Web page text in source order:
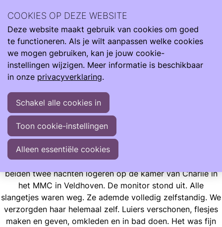
Zoeken
met een bijzonder verhaal. Ze heeft haar leven verrijkt en
mens gemaakt.
"Met liefde, trots en veelal optimisme vertel ik jullie graag
over haar indrukwekkende start en mijn leven met dit
wonder"
Ervaringen Opgroeien Ilse Blogt
Vertrouwen
Er werd een uitzondering voor ons gemaakt. We mochten
beiden twee nachten logeren op de kamer van Charlie in
het MMC in Veldhoven. De monitor stond uit. Alle
slangetjes waren weg. Ze ademde volledig zelfstandig. We
verzorgden haar helemaal zelf. Luiers verschonen, flesjes
maken en geven, omkleden en in bad doen. Het was fijn
COOKIES OP DEZE WEBSITE
Deze website maakt gebruik van cookies om goed
te functioneren. Als je wilt aanpassen welke cookies
we mogen gebruiken, kan je jouw cookie-
instellingen wijzigen. Meer informatie is beschikbaar
in onze privacyverklaring.
Schakel alle cookies in
Toon cookie-instellingen
Alleen essentiële cookies